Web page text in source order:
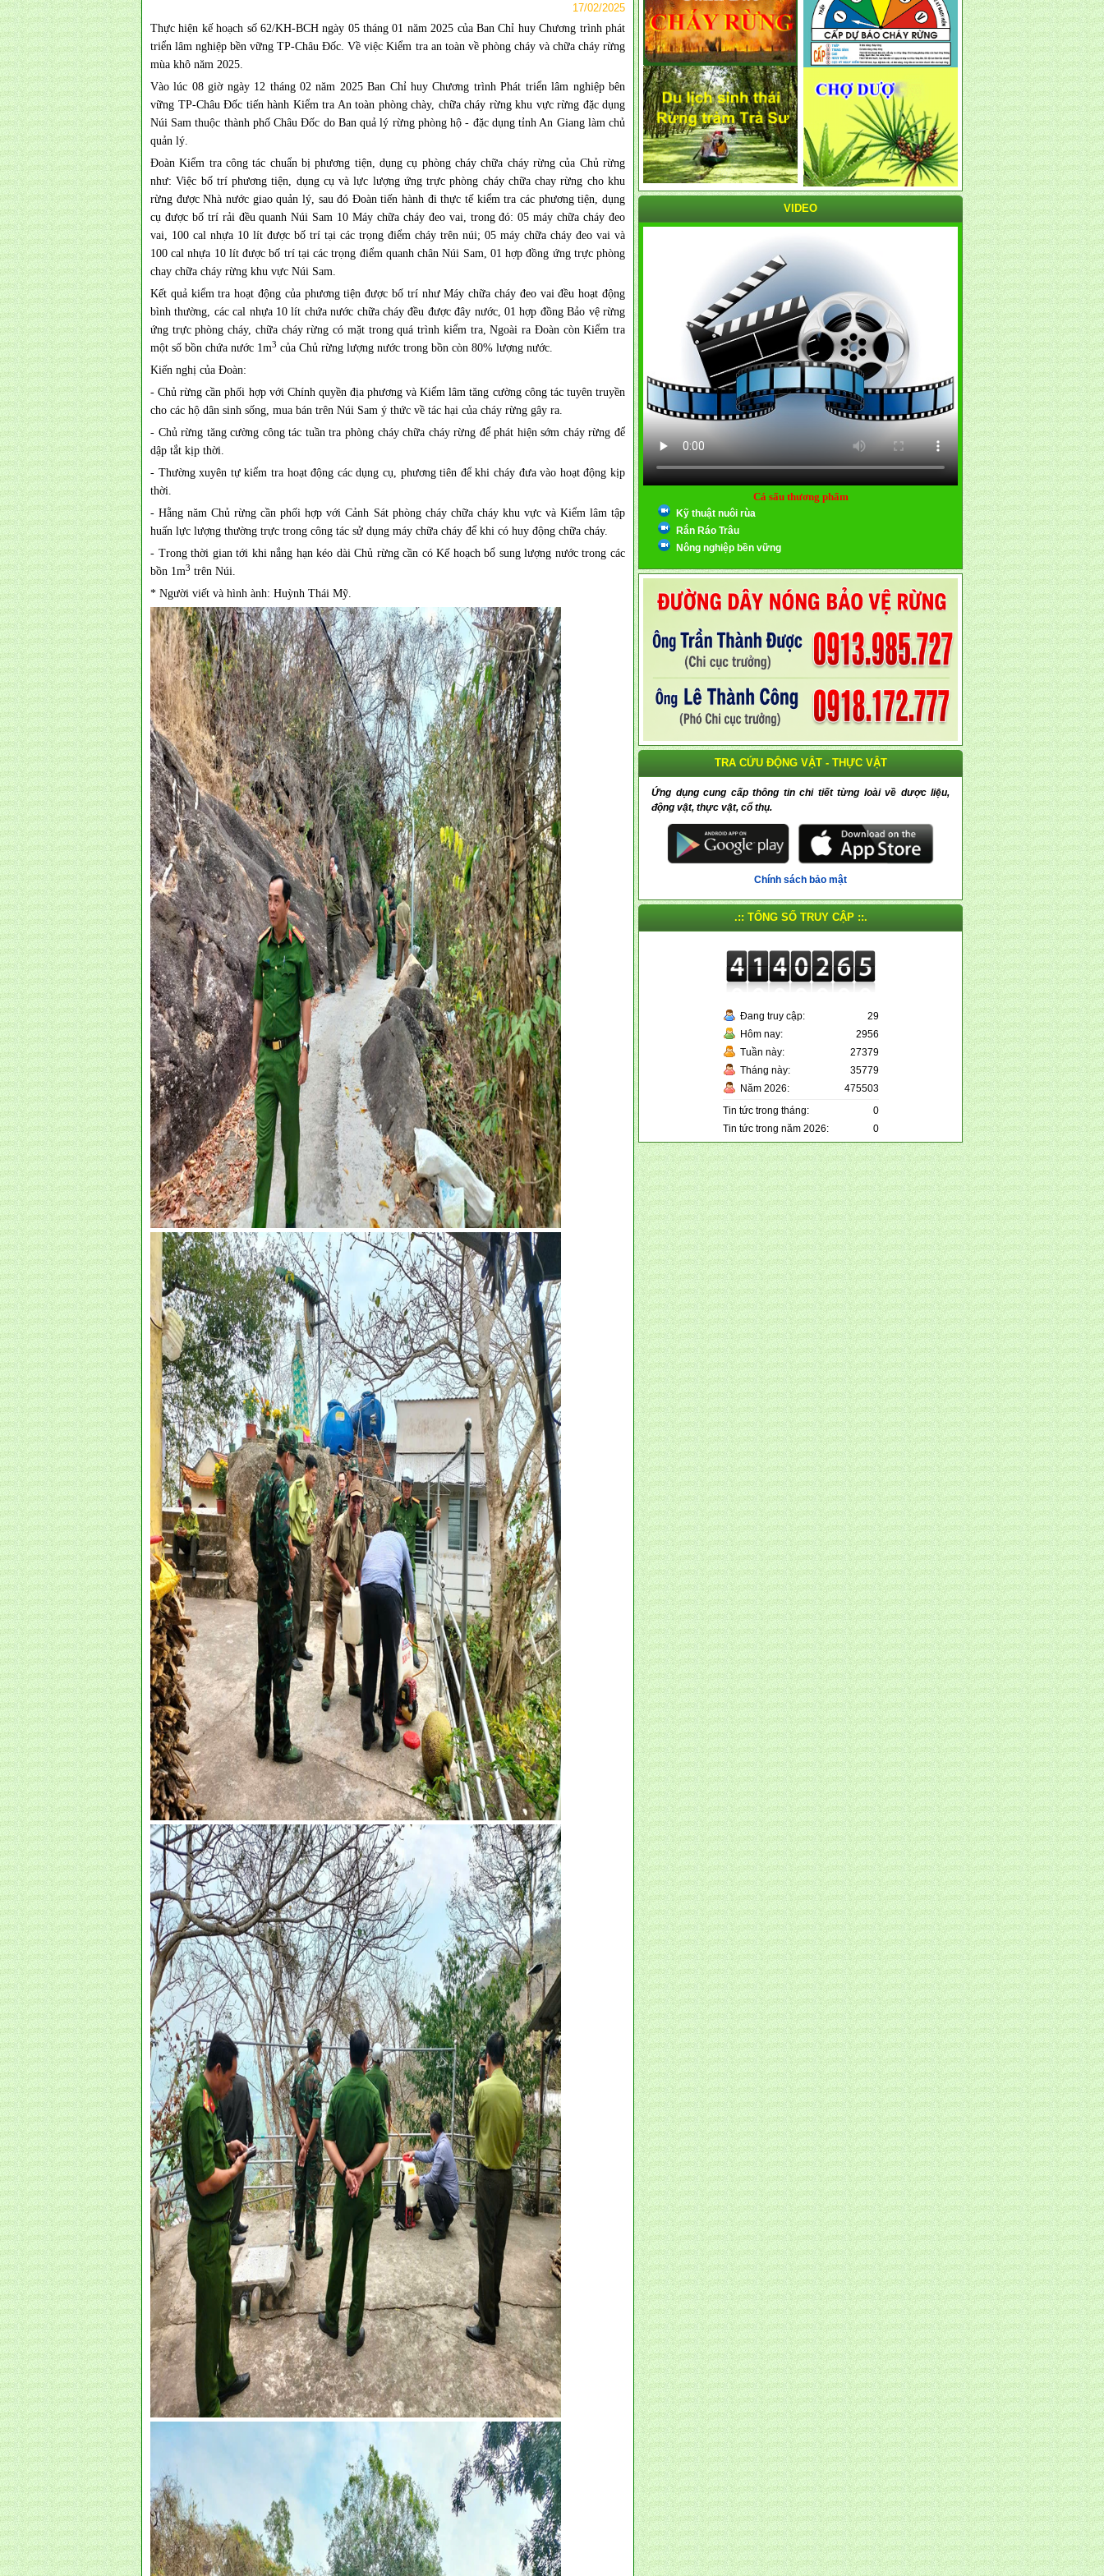
17/02/2025
Thực hiện kế hoạch số 62/KH-BCH ngày 05 tháng 01 năm 2025 của Ban Chỉ huy Chương trình phát
triển lâm nghiệp bền vững TP-Châu Đốc. Về việc Kiểm tra an toàn về phòng cháy và chữa cháy rừng
mùa khô năm 2025.
Vào lúc 08 giờ ngày 12 tháng 02 năm 2025 Ban Chỉ huy Chương trình Phát triển lâm nghiệp bên
vững TP-Châu Đốc tiến hành Kiểm tra An toàn phòng chày, chữa cháy rừng khu vực rừng đặc dụng
Núi Sam thuộc thành phố Châu Đốc do Ban quả lý rừng phòng hộ - đặc dụng tỉnh An Giang làm chủ
quản lý.
Đoàn Kiểm tra công tác chuẩn bị phương tiện, dụng cụ phòng cháy chữa cháy rừng của Chủ rừng
như: Việc bố trí phương tiện, dụng cụ và lực lượng ứng trực phòng cháy chữa chay rừng cho khu
rừng được Nhà nước giao quản lý, sau đó Đoàn tiến hành đi thực tế kiểm tra các phương tiện, dụng
cụ được bố trí rải đều quanh Núi Sam 10 Máy chữa cháy đeo vai, trong đó: 05 máy chữa cháy đeo
vai, 100 cal nhựa 10 lít được bố trí tại các trọng điểm cháy trên núi; 05 máy chữa cháy đeo vai và
100 cal nhựa 10 lít được bố trí tại các trọng điểm quanh chân Núi Sam, 01 hợp đồng ứng trực phòng
chay chữa cháy rừng khu vực Núi Sam.
Kết quả kiểm tra hoạt động của phương tiện được bố trí như Máy chữa cháy đeo vai đều hoạt động
bình thường, các cal nhựa 10 lít chứa nước chữa cháy đều được đây nước, 01 hợp đồng Bảo vệ rừng
ứng trực phòng cháy, chữa cháy rừng có mặt trong quá trình kiểm tra, Ngoài ra Đoàn còn Kiểm tra
một số bồn chứa nước 1m3 của Chủ rừng lượng nước trong bồn còn 80% lượng nước.
Kiến nghị của Đoàn:
- Chủ rừng cần phối hợp với Chính quyền địa phương và Kiểm lâm tăng cường công tác tuyên truyền
cho các hộ dân sinh sống, mua bán trên Núi Sam ý thức về tác hại của cháy rừng gây ra.
- Chủ rừng tăng cường công tác tuần tra phòng cháy chữa cháy rừng để phát hiện sớm cháy rừng để
dập tắt kịp thời.
- Thường xuyên tự kiểm tra hoạt động các dụng cụ, phương tiên để khi cháy đưa vào hoạt động kịp
thời.
- Hằng năm Chủ rừng cần phối hợp với Cảnh Sát phòng cháy chữa cháy khu vực và Kiểm lâm tập
huấn lực lượng thường trực trong công tác sử dụng máy chữa cháy để khi có huy động chữa cháy.
- Trong thời gian tới khi nắng hạn kéo dài Chủ rừng cần có Kế hoạch bổ sung lượng nước trong các
bồn 1m3 trên Núi.
* Người viết và hình ành: Huỳnh Thái Mỹ.
VIDEO
Cá sấu thương phẩm
Kỹ thuật nuôi rùa
Rắn Ráo Trâu
Nông nghiệp bền vững
TRA CỨU ĐỘNG VẬT - THỰC VẬT
Ứng dụng cung cấp thông tin chi tiết từng loài về dược liệu,
động vật, thực vật, cổ thụ.
Chính sách bảo mật
.:: TỔNG SỐ TRUY CẬP ::.
Đang truy cập:
29
Hôm nay:
2956
Tuần này:
27379
Tháng này:
35779
Năm 2026:
475503
Tin tức trong tháng:
0
Tin tức trong năm 2026:
0